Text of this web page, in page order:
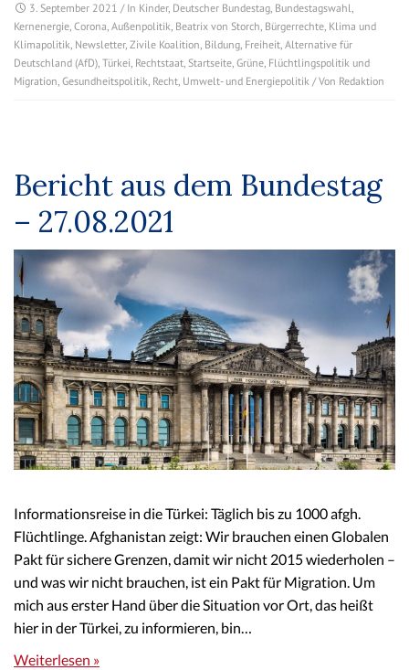
3. September 2021 / In Kinder, Deutscher Bundestag, Bundestagswahl,
Kernenergie, Corona, Außenpolitik, Beatrix von Storch, Bürgerrechte, Klima und
Klimapolitik, Newsletter, Zivile Koalition, Bildung, Freiheit, Alternative für
Deutschland (AfD), Türkei, Rechtstaat, Startseite, Grüne, Flüchtlingspolitik und
Migration, Gesundheitspolitik, Recht, Umwelt- und Energiepolitik / Von Redaktion
Bericht aus dem Bundestag
– 27.08.2021
Informationsreise in die Türkei: Täglich bis zu 1000 afgh.
Flüchtlinge. Afghanistan zeigt: Wir brauchen einen Globalen
Pakt für sichere Grenzen, damit wir nicht 2015 wiederholen –
und was wir nicht brauchen, ist ein Pakt für Migration. Um
mich aus erster Hand über die Situation vor Ort, das heißt
hier in der Türkei, zu informieren, bin…
Weiterlesen »